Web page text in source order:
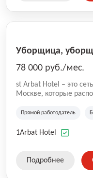
Уборщица,
78 000 руб./мес.
st Arbat Hotel – это
Москве, которые
Семеновская,
Академическая,
Прямой работодатель
1Arbat Hotel
Подробнее